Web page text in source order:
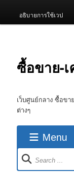
อธิบายการใช้เวป
ซื้อขาย-
เว็บศูนย์กลาง ซื้อขา
ต่างๆ
Menu
Forum